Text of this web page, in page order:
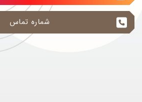
شماره تماس